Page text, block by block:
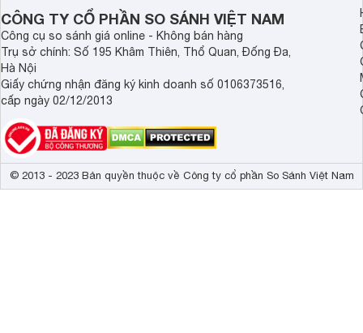
Demax, Hubert và
CÔNG TY CỔ PHẦN SO SÁNH VIỆT NAM
Công cụ so sánh giá online - Không bán hàng
Trụ sở chính: Số 195 Khâm Thiên, Thổ Quan, Đống Đa,
Hà Nội
Giấy chứng nhận đăng ký kinh doanh số 0106373516,
cấp ngày 02/12/2013
© 2013 - 2023 Bản quyền thuộc về Công ty cổ phần So Sánh Việt Nam